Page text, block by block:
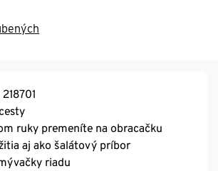
ruky premeníte na obracačku
aj ako šalátový príbor
riadu